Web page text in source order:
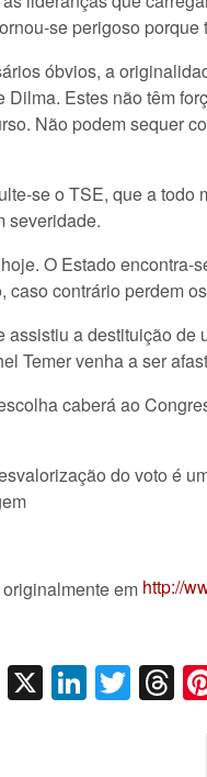
se perigoso porque
óbvios, a
Dilma. Estes não têm
Não podem sequer
se o TSE, que a todo
severidade.
O Estado
caso contrário perdem
assistiu a destituição
Temer venha a ser
caberá ao
do voto é
em http://
Facebook
X